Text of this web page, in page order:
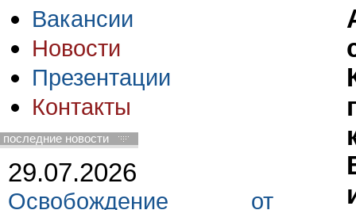
Вакансии
Новости
Презентации
Контакты
последние новости
29.07.2026
Освобождение от